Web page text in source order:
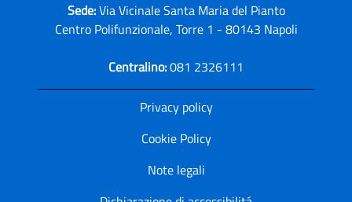
Sede:Via Vicinale Santa Maria del Pianto
Centro Polifunzionale, Torre 1 - 80143 Napoli
Centralino:081 2326111
Privacy policy
Cookie Policy
Note legali